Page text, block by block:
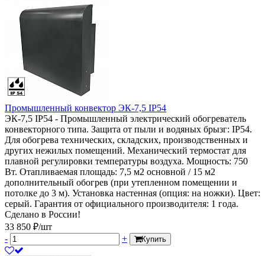
Промышленный конвектор ЭК-7,5 IP54
ЭК-7,5 IP54 - Промышленный электрический обогреватель
конвекторного типа. Защита от пыли и водяных брызг: IP54.
Для обогрева технических, складских, производственных и
других нежилых помещений. Механический термостат для
плавной регулировки температуры воздуха. Мощность: 750
Вт. Отапливаемая площадь: 7,5 м2 основной / 15 м2
дополнительный обогрев (при утепленном помещении и
потолке до 3 м). Установка настенная (опция: на ножки). Цвет:
серый. Гарантия от официального производителя: 1 года.
Сделано в России!
33 850 ₽/шт
-
+ Купить